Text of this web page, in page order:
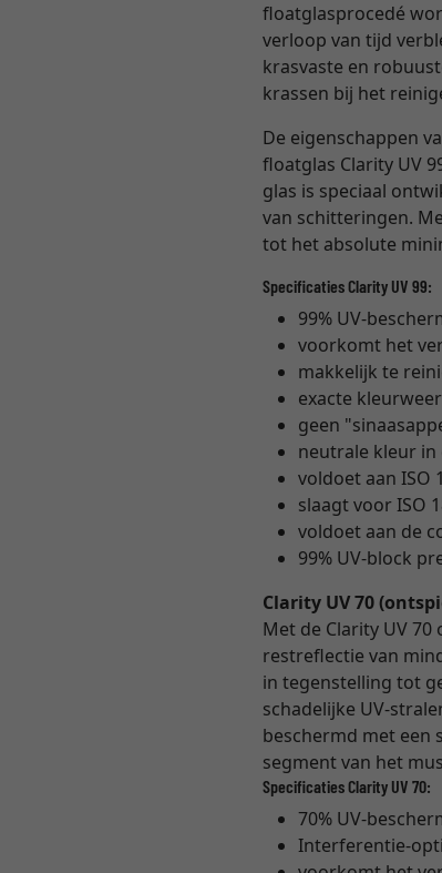
floatglasprocedé
verloop van tijd
krasvaste en
krassen bij het
De eigenschappen
floatglas Clarity UV
glas is speciaal
van schitteringen.
tot het absolute
Specificaties Clarity UV 99:
99% UV-
voorkomt het
makkelijk te
exacte
geen
neutrale kleur in
voldoet aan ISO
slaagt voor ISO
voldoet aan de
99% UV-block
Clarity UV 70
Met de Clarity UV 70
restreflectie van
in tegenstelling tot
schadelijke UV-
beschermd met een
segment van het
Specificaties Clarity UV 70:
70% UV-
Interferentie-